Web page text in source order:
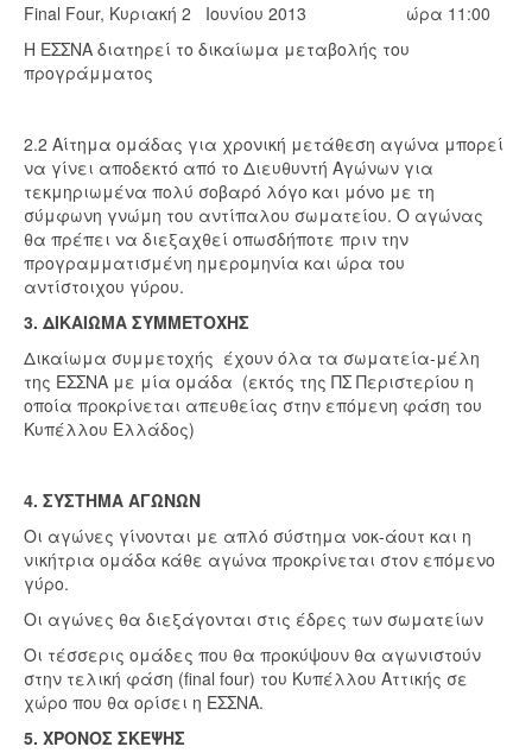
Final Four, Κυριακή 2 Ιουνίου 2013 ώρα 11:00
Η ΕΣΣΝΑ διατηρεί το δικαίωμα μεταβολής του
προγράμματος
2.2 Αίτημα ομάδας για χρονική μετάθεση αγώνα μπορεί
να γίνει αποδεκτό από το Διευθυντή Αγώνων για
τεκμηριωμένα πολύ σοβαρό λόγο και μόνο με τη
σύμφωνη γνώμη του αντίπαλου σωματείου. Ο αγώνας
θα πρέπει να διεξαχθεί οπωσδήποτε πριν την
προγραμματισμένη ημερομηνία και ώρα του
αντίστοιχου γύρου.
3. ΔΙΚΑΙΩΜΑ ΣΥΜΜΕΤΟΧΗΣ
Δικαίωμα συμμετοχής έχουν όλα τα σωματεία-μέλη
της ΕΣΣΝΑ με μία ομάδα (εκτός της ΠΣ Περιστερίου η
οποία προκρίνεται απευθείας στην επόμενη φάση του
Κυπέλλου Ελλάδος)
4. ΣΥΣΤΗΜΑ ΑΓΩΝΩΝ
Οι αγώνες γίνονται με απλό σύστημα νοκ-άουτ και η
νικήτρια ομάδα κάθε αγώνα προκρίνεται στον επόμενο
γύρο.
Οι αγώνες θα διεξάγονται στις έδρες των σωματείων
Οι τέσσερις ομάδες που θα προκύψουν θα αγωνιστούν
στην τελική φάση (final four) του Κυπέλλου Αττικής σε
χώρο που θα ορίσει η ΕΣΣΝΑ.
5. ΧΡΟΝΟΣ ΣΚΕΨΗΣ